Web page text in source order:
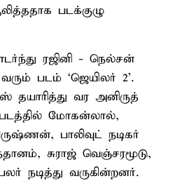
படக்குழு
ரஜினி - நெல்சன்
படம் ‘ஜெயிலர் 2’.
வர அனிருத்
மோகன்லால்,
பாலிவுட் நடிகர்
சுராஜ் வெஞ்சரமூடு,
நடித்து வருகின்றனர்.